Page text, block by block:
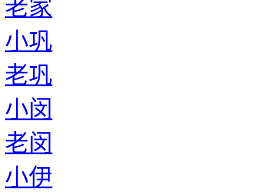
老家
小巩
老巩
小闵
老闵
小伊